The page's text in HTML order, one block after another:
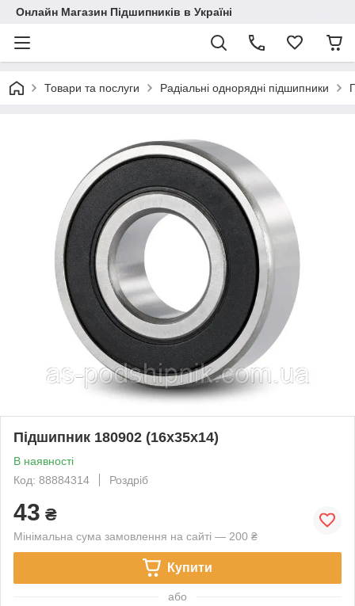
Онлайн Магазин Підшипників в Україні
Товари та послуги Радіальні однорядні підшипники
Підшипник 180902 (16x35x14)
В наявності
Код: 88884314
Роздріб
43 ₴
Мінімальна сума замовлення на сайті — 200 ₴
Купити
або